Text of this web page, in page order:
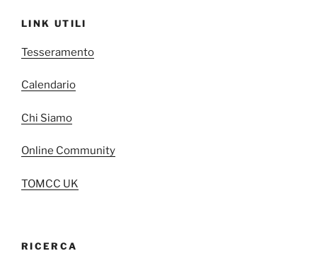
LINK UTILI
Tesseramento
Calendario
Chi Siamo
Online Community
TOMCC UK
RICERCA